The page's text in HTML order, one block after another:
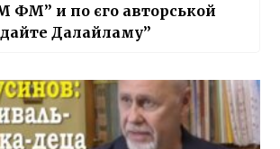
ФМ” и по єго авторськой
Далайламу”